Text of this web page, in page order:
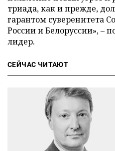
триада, как и прежде,
гарантом суверенитета
России и Белоруссии», –
лидер.
СЕЙЧАС ЧИТАЮТ